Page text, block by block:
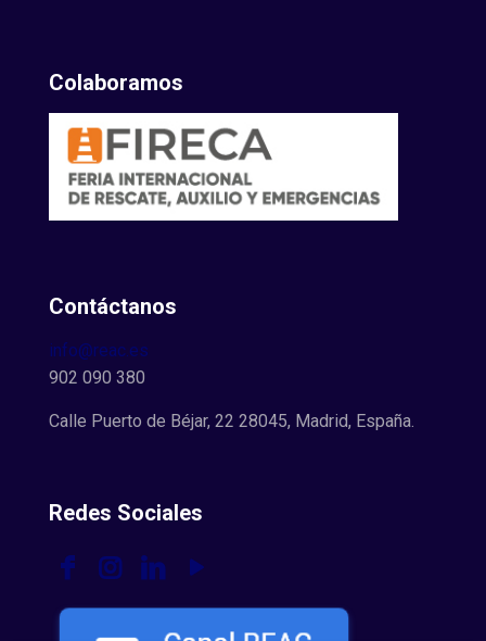
Colaboramos
Contáctanos
info@reac.es
902 090 380
Calle Puerto de Béjar, 22 28045, Madrid, España.
Redes Sociales